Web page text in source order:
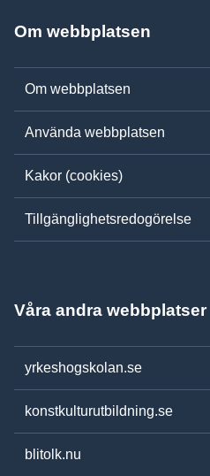
Om webbplatsen
Om webbplatsen
Använda webbplatsen
Kakor (cookies)
Tillgänglighetsredogörelse
Våra andra webbplatser
yrkeshogskolan.se
konstkulturutbildning.se
blitolk.nu